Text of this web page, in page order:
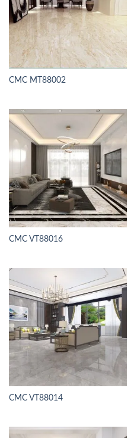
CMC MT88002
CMC VT88016
CMC VT88014